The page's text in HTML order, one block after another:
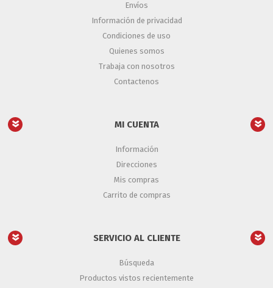
Envíos
Información de privacidad
Condiciones de uso
Quienes somos
Trabaja con nosotros
Contactenos
MI CUENTA
Información
Direcciones
Mis compras
Carrito de compras
SERVICIO AL CLIENTE
Búsqueda
Productos vistos recientemente